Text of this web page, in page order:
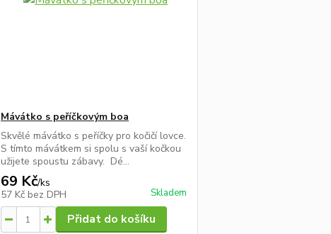
Mávátko s peříčkovým boa
Skvělé mávátko s peříčky pro kočičí lovce.
S tímto mávátkem si spolu s vaší kočkou
užijete spoustu zábavy. Dé...
69 Kč/ks
57 Kč bez DPH Skladem
Přidat do košíku